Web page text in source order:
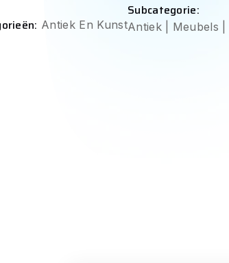
Antiek En Kunst
Subcategorie:
Antiek | Meubels |